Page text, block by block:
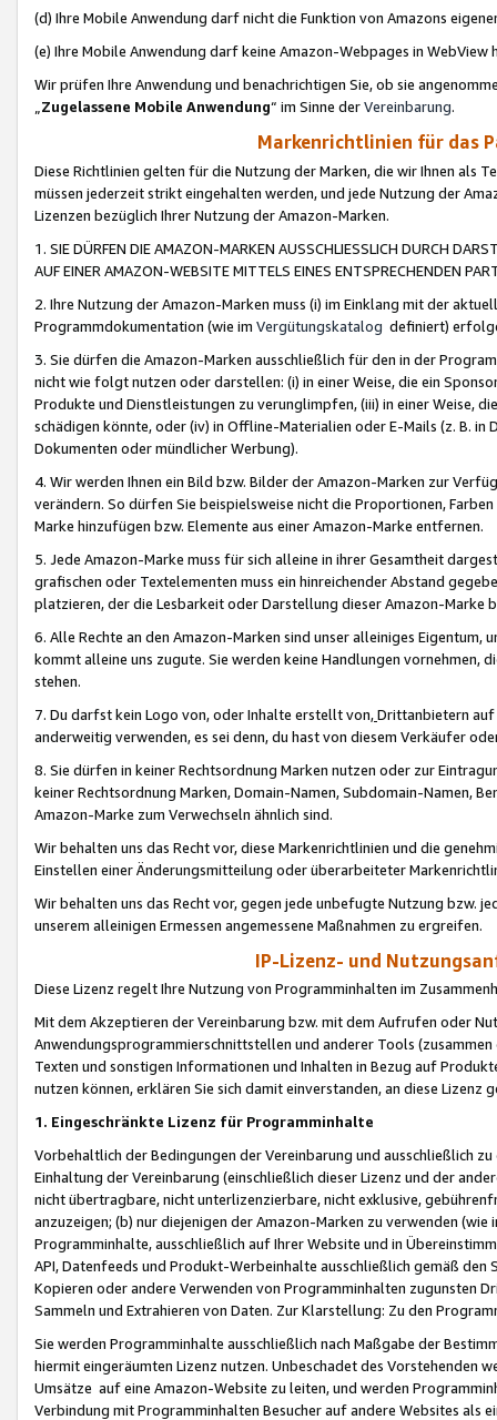
(d) Ihre Mobile Anwendung darf nicht die Funktion von Amazons
(e) Ihre Mobile Anwendung darf keine Amazon-Webpages in WebView
Wir prüfen Ihre Anwendung und benachrichtigen Sie, ob sie
„Zugelassene Mobile Anwendung“ im Sinne derVereinbarung.
Markenrichtlinien für das
Diese Richtlinien gelten für die Nutzung der Marken, die wir Ihnen als
müssen jederzeit strikt eingehalten werden, und jede Nutzung der
Lizenzen bezüglich Ihrer Nutzung der Amazon-Marken.
1. SIE DÜRFEN DIE AMAZON-MARKEN AUSSCHLIESSLICH DURCH
AUF EINER AMAZON-WEBSITE MITTELS EINES ENTSPRECHENDEN
2. Ihre Nutzung der Amazon-Marken muss (i) im Einklang mit der
Programmdokumentation (wie im Vergütungskatalog definiert)
3. Sie dürfen die Amazon-Marken ausschließlich für den in der
nicht wie folgt nutzen oder darstellen: (i) in einer Weise, die ein
Produkte und Dienstleistungen zu verunglimpfen, (iii) in einer Weise,
schädigen könnte, oder (iv) in Offline-Materialien oder E-Mails (z. B. in
Dokumenten oder mündlicher Werbung).
4. Wir werden Ihnen ein Bild bzw. Bilder der Amazon-Marken zur
verändern. So dürfen Sie beispielsweise nicht die Proportionen,
Marke hinzufügen bzw. Elemente aus einer Amazon-Marke entfernen.
5. Jede Amazon-Marke muss für sich alleine in ihrer Gesamtheit
grafischen oder Textelementen muss ein hinreichender Abstand
platzieren, der die Lesbarkeit oder Darstellung dieser Amazon-Marke
6. Alle Rechte an den Amazon-Marken sind unser alleiniges
kommt alleine uns zugute. Sie werden keine Handlungen vornehmen,
stehen.
7. Du darfst kein Logo von, oder Inhalte erstellt von,Drittanbietern auf
anderweitig verwenden, es sei denn, du hast von diesem Verkäufer
8. Sie dürfen in keiner Rechtsordnung Marken nutzen oder zur
keiner Rechtsordnung Marken, Domain-Namen, Subdomain-Namen,
Amazon-Marke zum Verwechseln ähnlich sind.
Wir behalten uns das Recht vor, diese Markenrichtlinien und die
Einstellen einer Änderungsmitteilung oder überarbeiteter
Wir behalten uns das Recht vor, gegen jede unbefugte Nutzung bzw.
unserem alleinigen Ermessen angemessene Maßnahmen zu ergreifen.
IP-Lizenz- und
Diese Lizenz regelt Ihre Nutzung von Programminhalten im
Mit dem Akzeptieren der Vereinbarung bzw. mit dem Aufrufen oder
Anwendungsprogrammierschnittstellen und anderer Tools (zusammen
Texten und sonstigen Informationen und Inhalten in Bezug auf
nutzen können, erklären Sie sich damit einverstanden, an diese Lizenz
1. Eingeschränkte Lizenz für Programminhalte
Vorbehaltlich der Bedingungen der Vereinbarung und ausschließlich
Einhaltung der Vereinbarung (einschließlich dieser Lizenz und der
nicht übertragbare, nicht unterlizenzierbare, nicht exklusive,
anzuzeigen; (b) nur diejenigen der Amazon-Marken zu verwenden
Programminhalte, ausschließlich auf Ihrer Website und in
API, Datenfeeds und Produkt-Werbeinhalte ausschließlich gemäß
Kopieren oder andere Verwenden von Programminhalten zugunsten
Sammeln und Extrahieren von Daten. Zur Klarstellung: Zu den
Sie werden Programminhalte ausschließlich nach Maßgabe der
hiermit eingeräumten Lizenz nutzen. Unbeschadet des Vorstehenden
Umsätze auf eine Amazon-Website zu leiten, und werden
Verbindung mit Programminhalten Besucher auf andere Websites als